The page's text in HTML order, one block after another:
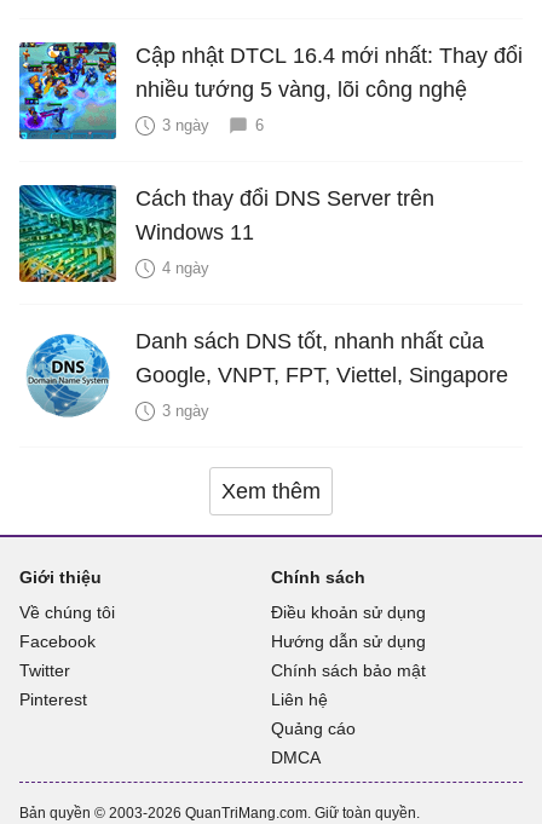
Cập nhật DTCL 16.4 mới nhất: Thay đổi
nhiều tướng 5 vàng, lõi công nghệ
3 ngày 6
Cách thay đổi DNS Server trên
Windows 11
4 ngày
Danh sách DNS tốt, nhanh nhất của
Google, VNPT, FPT, Viettel, Singapore
3 ngày
Xem thêm
Giới thiệu
Về chúng tôi
Facebook
Twitter
Pinterest
Chính sách
Điều khoản sử dụng
Hướng dẫn sử dụng
Chính sách bảo mật
Liên hệ
Quảng cáo
DMCA
Bản quyền © 2003-2026 QuanTriMang.com. Giữ toàn quyền.